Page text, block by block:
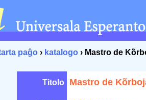
paĝo › katalogo › Mastro de
Titolo Mastro de